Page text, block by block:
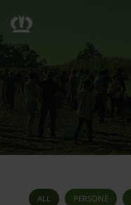
ALL PERSONE